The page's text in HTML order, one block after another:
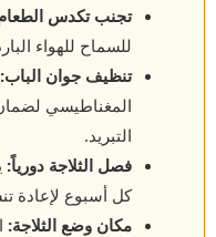
تجنب تكدس
للسماح للهواء
تنظيف جوان الباب:
المغناطيسي
التبريد.
فصل الثلاجة دورياً:
كل أسبوع لإعادة
مكان وضع الثلاجة: